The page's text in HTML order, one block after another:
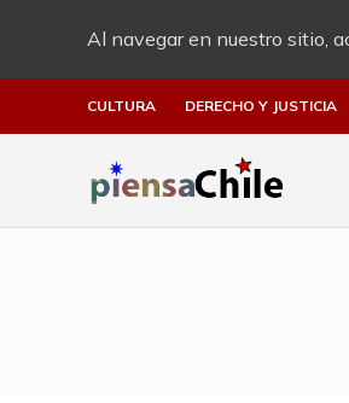
Al navegar en nuestro sitio,
CULTURA DERECHO Y JUSTICIA